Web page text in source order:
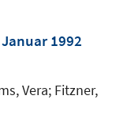
1992
Vera; Fitzner,